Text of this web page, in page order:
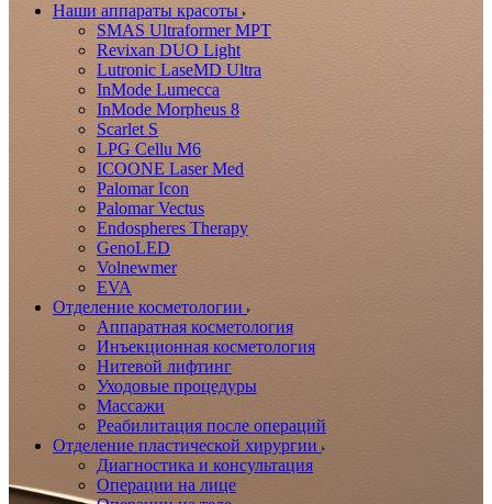
Наши аппараты красоты
SMAS Ultraformer MPT
Revixan DUO Light
Lutronic LaseMD Ultra
InMode Lumecca
InMode Morpheus 8
Scarlet S
LPG Cellu M6
ICOONE Laser Med
Palomar Icon
Palomar Vectus
Endospheres Therapy
GenoLED
Volnewmer
EVA
Отделение косметологии
Аппаратная косметология
Инъекционная косметология
Нитевой лифтинг
Уходовые процедуры
Массажи
Реабилитация после операций
Отделение пластической хирургии
Диагностика и консультация
Операции на лице